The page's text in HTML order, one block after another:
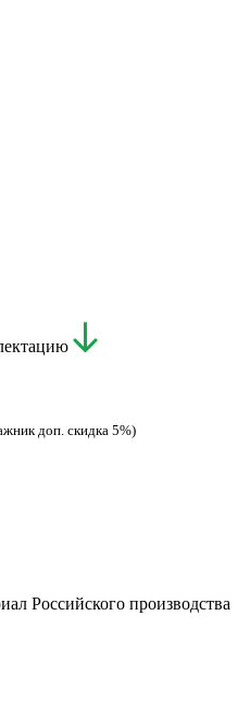
доп. скидка 5%)
Российского производства